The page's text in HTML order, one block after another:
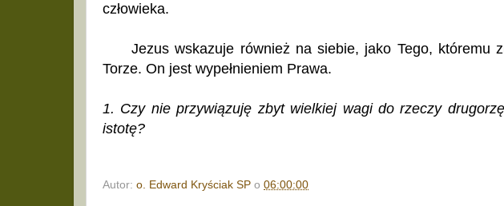
człowieka.
Jezus wskazuje również na siebie, jako Tego, któremu
Torze. On jest wypełnieniem Prawa.
1. Czy nie przywiązuję zbyt wielkiej wagi do rzeczy
istotę?
Autor: o. Edward Kryściak SP o 06:00:00